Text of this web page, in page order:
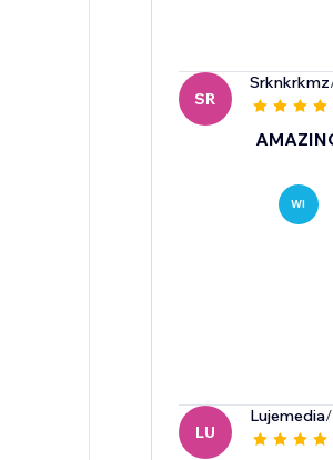
SR
Srknkrkmz
WI
LU
Lujemedia/